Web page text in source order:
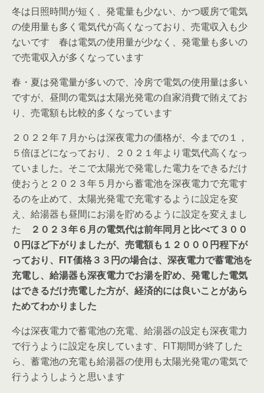
冬は日照時間が短く、発電量も少ない、かつ暖房で電気
の使用量も多く電気代が高くなっており、売電収入も少
ないです 春は電気の使用量が少なく、発電量も多いの
で売電収入が多くなっています
春・夏は発電量が多いので、冷房で電気の使用量は多い
ですが、昼間の電気は太陽光発電の自家消費で賄えてお
り、売電額も比較的多くなっています
２０２２年７月からは深夜電力の価格が、今までの１，
５倍ほどになっており、２０２１年より電気代高くなっ
ていました。そこで太陽光で発電した電力をできるだけ
使おうと ２０２３年５月から蓄電池を深夜電力で充電す
るのを止めて、太陽光発電で充電するように設定を変
え、給湯器も昼間にお湯を貯めるように設定を変えまし
た
２０２３年６月の電気代は前年同月と比べて３００
０円ほど下がりましたが、売電額も１２０００円程下が
っており、FIT価格３３円の場合は、深夜電力で蓄電池を
充電し、給湯器も深夜電力でお湯を貯め、発電した電気
はできるだけ売電した方が、経済的には良いことがあら
ためてわかりました
今は深夜電力で蓄電池の充電、給湯器の設定も深夜電力
で行うように設定を戻しています、FIT期間が終了した
ら、蓄電池の充電も給湯器の使用も太陽光発電の電気で
行うようしようと思います